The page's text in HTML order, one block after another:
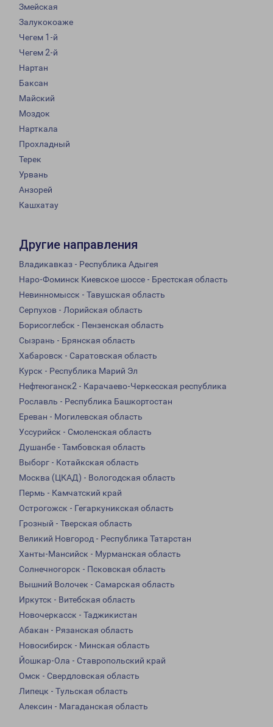
Змейская
Залукокоаже
Чегем 1-й
Чегем 2-й
Нартан
Баксан
Майский
Моздок
Нарткала
Прохладный
Терек
Урвань
Анзорей
Кашхатау
Другие направления
Владикавказ - Республика Адыгея
Наро-Фоминск Киевское шоссе - Брестская область
Невинномысск - Тавушская область
Серпухов - Лорийская область
Борисоглебск - Пензенская область
Сызрань - Брянская область
Хабаровск - Саратовская область
Курск - Республика Марий Эл
Нефтеюганск2 - Карачаево-Черкесская республика
Рославль - Республика Башкортостан
Ереван - Могилевская область
Уссурийск - Смоленская область
Душанбе - Тамбовская область
Выборг - Котайкская область
Москва (ЦКАД) - Вологодская область
Пермь - Камчатский край
Острогожск - Гегаркуникская область
Грозный - Тверская область
Великий Новгород - Республика Татарстан
Ханты-Мансийск - Мурманская область
Солнечногорск - Псковская область
Вышний Волочек - Самарская область
Иркутск - Витебская область
Новочеркасск - Таджикистан
Абакан - Рязанская область
Новосибирск - Минская область
Йошкар-Ола - Ставропольский край
Омск - Свердловская область
Липецк - Тульская область
Алексин - Магаданская область